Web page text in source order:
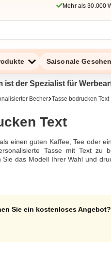
Mehr als 30.000
Saisonale
ist der Spezialist für
Becher Tasse bedrucken Text
Text
einen guten Kaffee, Tee oder
Tasse mit Text zu
Sie das Modell Ihrer Wahl und
können. Lassen Sie sich
Sie ein kostenloses Angebot?